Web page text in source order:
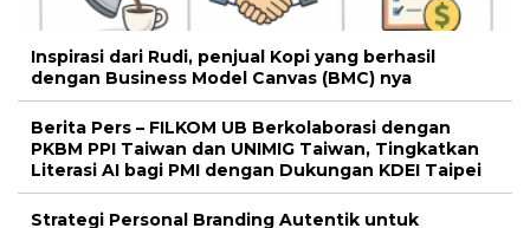
Inspirasi dari Rudi, penjual Kopi yang berhasil
dengan Business Model Canvas (BMC) nya
Berita Pers – FILKOM UB Berkolaborasi dengan
PKBM PPI Taiwan dan UNIMIG Taiwan, Tingkatkan
Literasi AI bagi PMI dengan Dukungan KDEI Taipei
Strategi Personal Branding Autentik untuk